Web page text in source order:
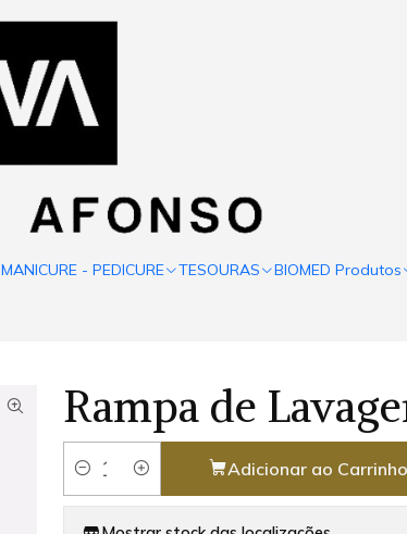
MANICURE - PEDICURE TESOURAS BIOMED Produtos
Rampa de
Quantidade
Adicionar ao Carrinho